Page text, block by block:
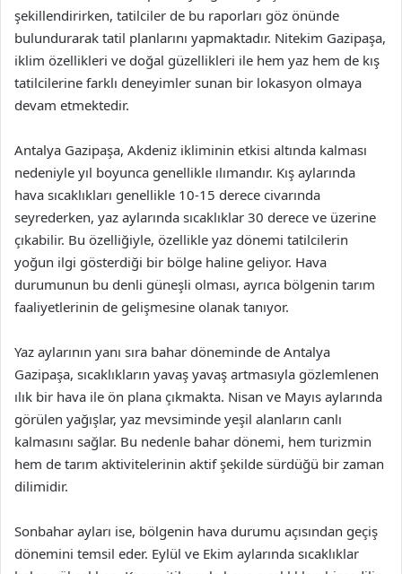
şekillendirirken, tatilciler de bu raporları göz önünde
bulundurarak tatil planlarını yapmaktadır. Nitekim Gazipaşa,
iklim özellikleri ve doğal güzellikleri ile hem yaz hem de kış
tatilcilerine farklı deneyimler sunan bir lokasyon olmaya
devam etmektedir.
Antalya Gazipaşa, Akdeniz ikliminin etkisi altında kalması
nedeniyle yıl boyunca genellikle ılımandır. Kış aylarında
hava sıcaklıkları genellikle 10-15 derece civarında
seyrederken, yaz aylarında sıcaklıklar 30 derece ve üzerine
çıkabilir. Bu özelliğiyle, özellikle yaz dönemi tatilcilerin
yoğun ilgi gösterdiği bir bölge haline geliyor. Hava
durumunun bu denli güneşli olması, ayrıca bölgenin tarım
faaliyetlerinin de gelişmesine olanak tanıyor.
Yaz aylarının yanı sıra bahar döneminde de Antalya
Gazipaşa, sıcaklıkların yavaş yavaş artmasıyla gözlemlenen
ılık bir hava ile ön plana çıkmakta. Nisan ve Mayıs aylarında
görülen yağışlar, yaz mevsiminde yeşil alanların canlı
kalmasını sağlar. Bu nedenle bahar dönemi, hem turizmin
hem de tarım aktivitelerinin aktif şekilde sürdüğü bir zaman
dilimidir.
Sonbahar ayları ise, bölgenin hava durumu açısından geçiş
dönemini temsil eder. Eylül ve Ekim aylarında sıcaklıklar